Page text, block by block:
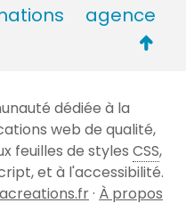
agence
de
page
dédiée à la
web de qualité,
feuilles de styles CSS,
et à l'accessibilité.
· À propos